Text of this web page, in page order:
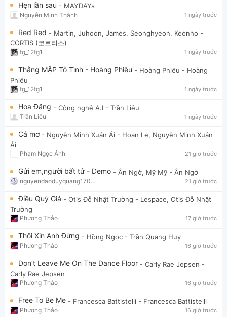
Hẹn lần sau - MAYDAYs
Nguyễn Minh Thành 1 ngày trước
Red Red - Martin, Juhoon, James, Seonghyeon, Keonho -
CORTIS (코르티스)
tg_12tg1 1 ngày trước
Thằng MẬP Tỏ Tình - Hoàng Phiêu - Hoàng Phiêu - Hoàng
Phiêu
tg_12tg1 1 ngày trước
Hoa Đăng - Công nghệ A.I - Trần Liêu
Trần Liêu 1 ngày trước
Cá mơ - Nguyễn Minh Xuân Ái - Hoan Le, Nguyễn Minh Xuân
Ái
Phạm Ngọc Ánh 21 giờ trước
Gửi em,người bất tử - Demo - Ân Ngờ, Mỹ Mỹ - Ân Ngờ
nguyendaoduyquang17021 21 giờ trước
Điều Quý Giá - Otis Đỗ Nhật Trường - Lespace, Otis Đỗ Nhật
Trường
Phương Thảo 17 giờ trước
Thôi Xin Anh Đừng - Hồng Ngọc - Trần Quang Huy
Phương Thảo 16 giờ trước
Don’t Leave Me On The Dance Floor - Carly Rae Jepsen -
Carly Rae Jepsen
Phương Thảo 16 giờ trước
Free To Be Me - Francesca Battistelli - Francesca Battistelli
Phương Thảo 16 giờ trước